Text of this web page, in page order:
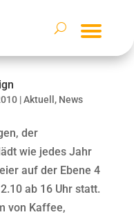
|Aktuell , News
der
wie jedes Jahr
auf der Ebene 4
ab 16 Uhr statt.
von Kaffee,